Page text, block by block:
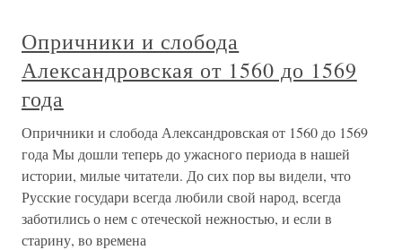
Опричники и слобода
Александровская от 1560 до 1569
года
Опричники и слобода Александровская от 1560 до 1569
года Мы дошли теперь до ужасного периода в нашей
истории, милые читатели. До сих пор вы видели, что
Русские государи всегда любили свой народ, всегда
заботились о нем с отеческой нежностью, и если в
старину, во времена